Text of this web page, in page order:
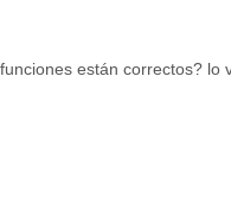
están correctos? lo